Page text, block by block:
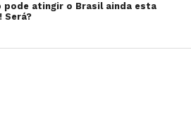
pode atingir o Brasil ainda esta
Será?